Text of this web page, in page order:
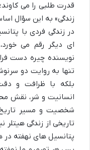
قدرت طلبی را می
زندگی» به این سؤال
در زندگی فردی با
ای دیگر رقم می
نویسنده چیره دست
تنها به روایت دو
بلکه با ظرافت و
انسانیت و شر، نقش
شخصیت و مسیر تاریخ
تاریخی از زندگی
پتانسیل های نهفته در